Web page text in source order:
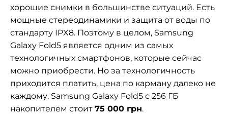
хорошие снимки в большинстве ситуаций. Есть
мощные стереодинамики и защита от воды по
стандарту IPX8. Поэтому в целом, Samsung
Galaxy Fold5 является одним из самых
технологичных смартфонов, которые сейчас
можно приобрести. Но за технологичность
приходится платить, цена по карману далеко не
каждому. Samsung Galaxy Fold5 с 256 ГБ
накопителем стоит 75 000 грн.